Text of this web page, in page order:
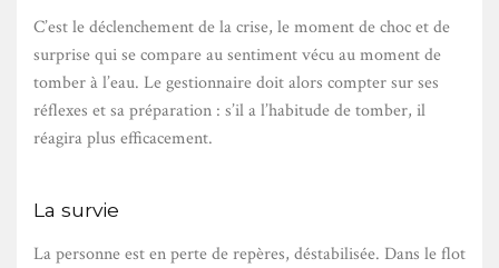
C’est le déclenchement de la crise, le moment de choc et de
surprise qui se compare au sentiment vécu au moment de
tomber à l’eau. Le gestionnaire doit alors compter sur ses
réflexes et sa préparation : s’il a l’habitude de tomber, il
réagira plus efficacement.
La survie
La personne est en perte de repères, déstabilisée. Dans le flot